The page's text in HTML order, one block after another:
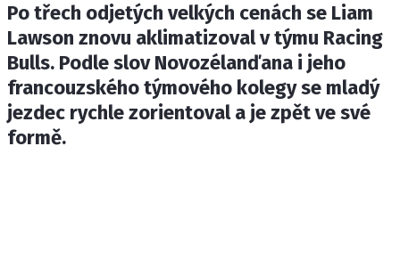
Provozovatelem serveru F1NEWS.cz je
INCORP MEDIA GROUP s.r.o., IČ: 118 23 054
Po třech odjetých velkých cenách se Liam
Lawson znovu aklimatizoval v týmu Racing
Bulls. Podle slov Novozélanďana i jeho
francouzského týmového kolegy se mladý
jezdec rychle zorientoval a je zpět ve své
formě.